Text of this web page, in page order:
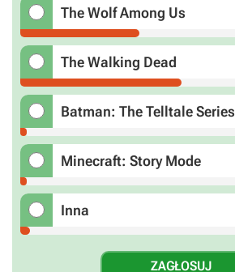
The Wolf Among Us
The Walking Dead
Batman: The Telltale Series
Minecraft: Story Mode
Inna